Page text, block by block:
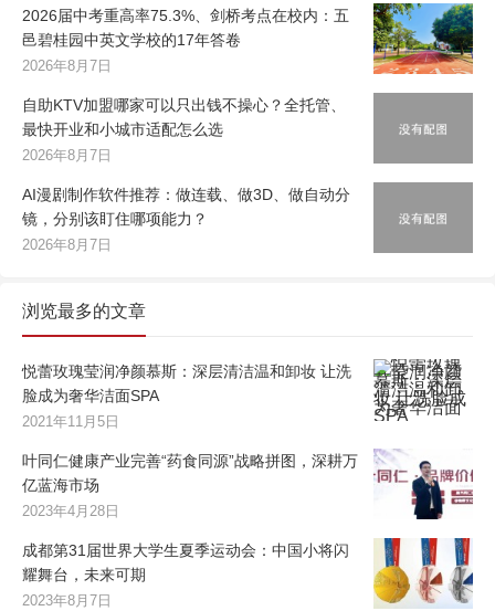
2026届中考重高率75.3%、剑桥考点在校内：五
邑碧桂园中英文学校的17年答卷
2026年8月7日
自助KTV加盟哪家可以只出钱不操心？全托管、
最快开业和小城市适配怎么选
2026年8月7日
AI漫剧制作软件推荐：做连载、做3D、做自动分
镜，分别该盯住哪项能力？
2026年8月7日
浏览最多的文章
悦蕾玫瑰莹润净颜慕斯：深层清洁温和卸妆 让洗
脸成为奢华洁面SPA
2021年11月5日
叶同仁健康产业完善“药食同源”战略拼图，深耕万
亿蓝海市场
2023年4月28日
成都第31届世界大学生夏季运动会：中国小将闪
耀舞台，未来可期
2023年8月7日